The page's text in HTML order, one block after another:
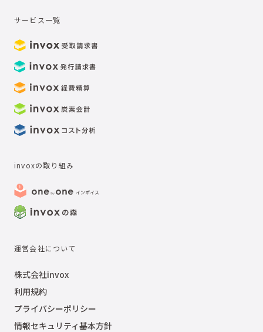
サービス一覧
invoxの取り組み
運営会社について
株式会社invox
利用規約
プライバシーポリシー
情報セキュリティ基本方針